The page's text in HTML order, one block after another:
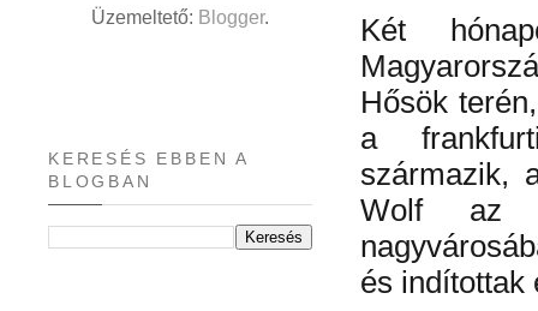
Két
Hősök
a
származik,
Wolf az
és indítottak
Üzemeltető: Blogger.
KERESÉS EBBEN A
BLOGBAN